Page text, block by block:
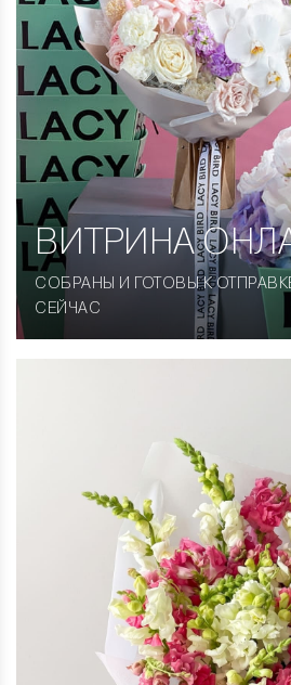
ВИТРИНА
СОБРАНЫ И ГОТОВЫ К
СЕЙЧАС